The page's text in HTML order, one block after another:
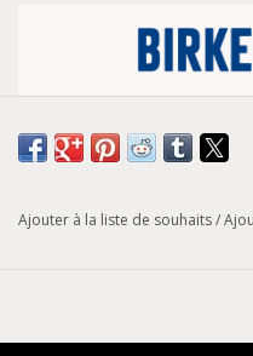
Tableau de conversion
Modèle : Arizona
Buckle est dotée d'une
Ajouter à la liste de souhaits/